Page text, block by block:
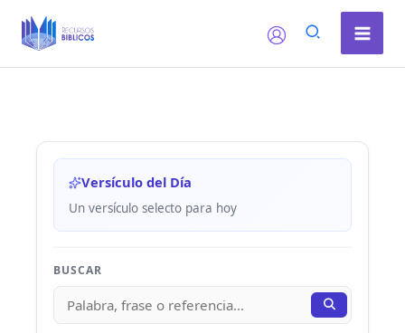
Versículo del Día
Un versículo selecto para hoy
BUSCAR